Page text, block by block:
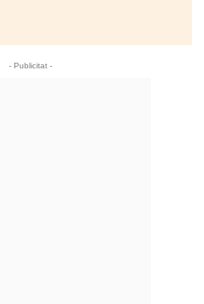
- Publicitat -